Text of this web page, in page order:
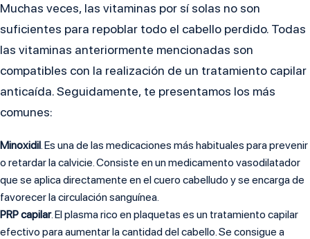
Muchas veces, las vitaminas por sí solas no son
suficientes para repoblar todo el cabello perdido. Todas
las vitaminas anteriormente mencionadas son
compatibles con la realización de un tratamiento capilar
anticaída. Seguidamente, te presentamos los más
comunes:
Minoxidil. Es una de las medicaciones más habituales para prevenir
o retardar la calvicie. Consiste en un medicamento vasodilatador
que se aplica directamente en el cuero cabelludo y se encarga de
favorecer la circulación sanguínea.
PRP capilar. El plasma rico en plaquetas es un tratamiento capilar
efectivo para aumentar la cantidad del cabello. Se consigue a